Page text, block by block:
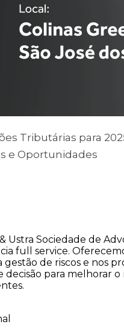
Tributárias para
e Oportunidades
Ustra Sociedade de
full service.
de riscos e nos
decisão para melhorar o